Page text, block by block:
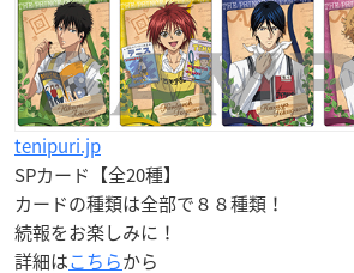
tenipuri.jp
SPカード【全20種】
カードの種類は全部で８８種類！
続報をお楽しみに！
詳細はこちらから